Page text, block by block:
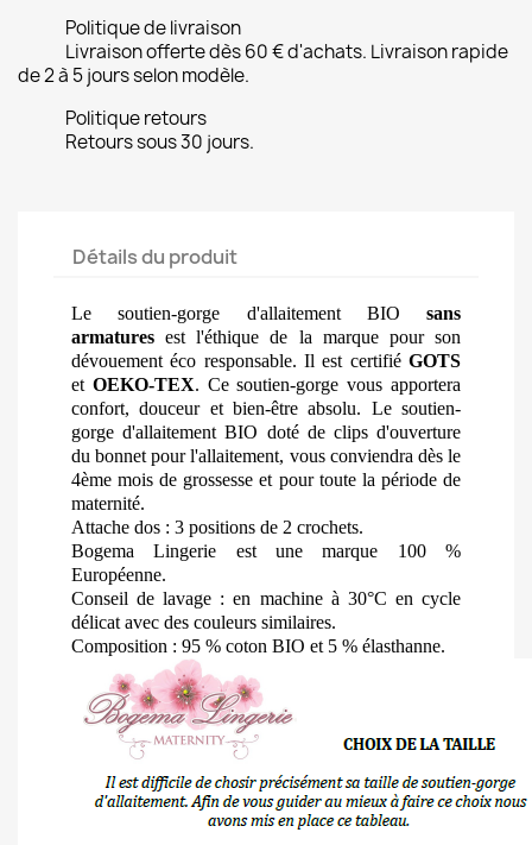
Politique de livraison
Livraison offerte dès 60 € d'achats. Livraison rapide
de 2 à 5 jours selon modèle.
Politique retours
Retours sous 30 jours.
Détails du produit
Le soutien-gorge d'allaitement BIO sans
armatures est l'éthique de la marque pour son
dévouement éco responsable. Il est certifiéGOTS
et OEKO-TEX. Ce soutien-gorge vous apportera
confort, douceur et bien-être absolu. Le soutien-
gorge d'allaitement BIO doté de clips d'ouverture
du bonnet pour l'allaitement, vous conviendra dès le
4ème mois de grossesse et pour toute la période de
maternité.
Attache dos : 3 positions de 2 crochets.
Bogema Lingerie est une marque 100 %
Européenne.
Conseil de lavage : en machine à 30°C en cycle
délicat avec des couleurs similaires.
Composition : 95 % coton BIO et 5 % élasthanne.